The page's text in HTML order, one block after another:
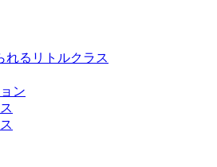
れるリトルクラス
ン